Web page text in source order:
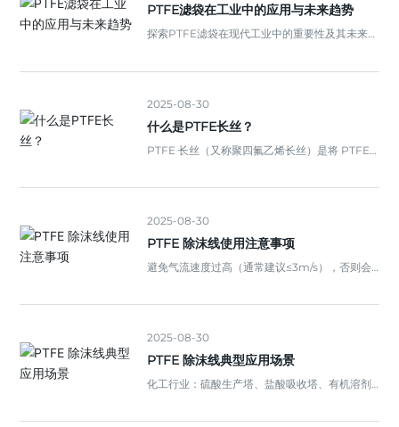
PTFE滤袋在工业中的应用与未来趋势
探索PTFE滤袋在现代工业中的重要性及其未来的
2025-08-30
什么是PTFE长丝？
PTFE 长丝（又称聚四氟乙烯长丝）是将 PTFE
极端工况下特种纺织品、功能部件的核心原料。
2025-08-30
PTFE 除沫线使用注意事项
避免气流速度过高（通常建议≤3m/s），否则会
气”。若工况中含粘性杂质（如粉尘 + 液沫），需
性，冲洗后易恢复）。
2025-08-30
PTFE 除沫线典型应用场景
化工行业：硫酸生产塔、盐酸吸收塔、有机溶剂